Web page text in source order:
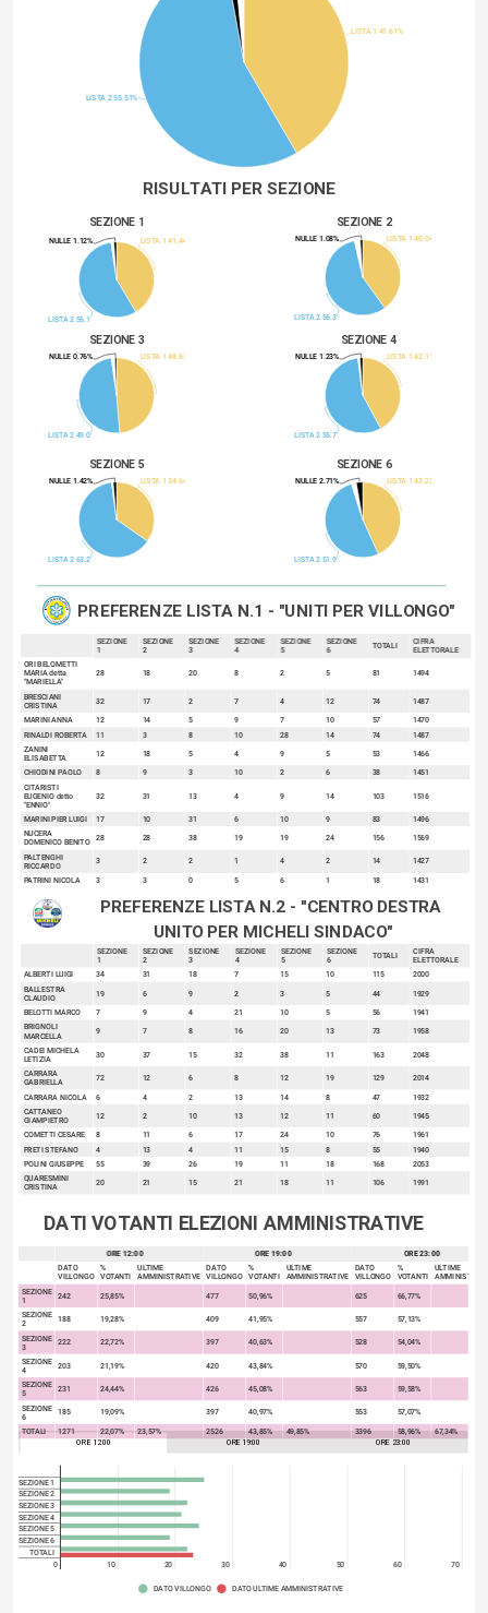
LISTA 1 41.61%
LISTA 2 55.51%
RISULTATI PER SEZIONE
SEZIONE 1 SEZIONE 2
LISTA 1 40.04%
LISTA 2 56.37%
BIANCHE 2.51%
NULLE 1.08%
LISTA 1 41.44%
LISTA 2 56.16%
BIANCHE 1.28%
NULLE 1.12%
SEZIONE 3 SEZIONE 4
LISTA 1 48.67%
LISTA 2 49.05%
BIANCHE 1.52%
NULLE 0.76% LISTA 1 42.11%
LISTA 2 55.79%
BIANCHE 0.88%
NULLE 1.23%
SEZIONE 5 SEZIONE 6
LISTA 1 34.64%
LISTA 2 63.23%
BIANCHE 0.71%
NULLE 1.42% LISTA 1 43.22%
LISTA 2 51.90%
BIANCHE 2.17%
NULLE 2.71%
PREFERENZE LISTA N.1 - "UNITI PER VILLONGO"
SEZIONE
1
SEZIONE
2
SEZIONE
3
SEZIONE
4
SEZIONE
5
SEZIONE
6
TOTALI CIFRA
ELETTORALE
ORI BELOMETTI
MARIA detta
"MARIELLA"
28 18 20 8 2 5 81 1494
BRESCIANI
CRISTINA
32 17 2 7 4 12 74 1487
MARINI ANNA 12 14 5 9 7 10 57
1470
RINALDI ROBERTA
11 3 8 10 28 14 74 1487
ZANINI
ELISABETTA
12 18 5 4 9 5 53 1466
CHIODINI PAOLO 8 9 3 10 2 6 38
1451
CITARISTI
EUGENIO detto
"ENNIO"
32 31 13 4 9 14 103 1516
MARINI PIER LUIGI 17 10 31 6 10 9 83 1496
NUCERA
DOMENICO BENITO
28 28 38 19 19 24 156 1569
PALTENGHI
RICCARDO
3 2 2 1 4 2 14 1427
PATRINI NICOLA 3 3 0 5 6 1 18
1431
PREFERENZE LISTA N.2 - "CENTRO DESTRA
UNITO PER MICHELI SINDACO"
SEZIONE
1
SEZIONE
2
SEZIONE
3
SEZIONE
4
SEZIONE
5
SEZIONE
6
TOTALI CIFRA
ELETTORALE
ALBERTI LUIGI 34 31 18 7 15 10 115
2000
BALLESTRA
CLAUDIO
19 6 9 2 3 5 44 1929
BELOTTI MARCO 7 9 4 21 10 5 56
1941
BRIGNOLI
MARCELLA
9 7 8 16 20 13 73 1958
CADEI MICHELA
LETIZIA
30 37 15 32 38 11 163 2048
CARRARA
GABRIELLA
72 12 6 8 12 19 129 2014
CARRARA NICOLA 6 4 2 13 14 8 47
1932
CATTANEO
GIAMPIETRO
12 2 10 13 12 11 60 1945
COMETTI CESARE 8 11 6 17 24 10 76
1961
FRETI STEFANO
4 13 4 11 15 8 55 1940
POLINI GIUSEPPE 55 39 26 19 11 18 168
2053
QUARESMINI
CRISTINA
20 21 15 21 18 11 106 1991
DATI VOTANTI ELEZIONI AMMINISTRATIVE
ORE 12:00 ORE 19:00 ORE 23:00
DATO
VILLONGO
%
VOTANTI
ULTIME
AMMINISTRATIVE
DATO
VILLONGO
%
VOTANTI
ULTIME
AMMINISTRATIVE
DATO
VILLONGO
%
VOTANTI
ULTIME
SEZIONE
1
242 25,85% 477 50,96% 625 66,77%
SEZIONE
2
188 19,28% 409 41,95% 557 57,13%
SEZIONE
3
222 22,72% 397 40,63% 528 54,04%
SEZIONE
4
203 21,19% 420 43,84% 570 59,50%
SEZIONE
5
231 24,44% 426 45,08% 563 59,58%
SEZIONE
6
185 19,09% 397 40,97% 553 57,07%
TOTALI 1271 22,07% 23,57% 2526 43,85% 49,85% 3396 58,96% 67,34%
ORE 12:00 ORE 19:00 ORE 23:00
SEZIONE 1
SEZIONE 2
SEZIONE 3
SEZIONE 4
SEZIONE 5
SEZIONE 6
TOTALI
0 10 20 30 40 50 60 70
DATO VILLONGO DATO ULTIME AMMINISTRATIVE